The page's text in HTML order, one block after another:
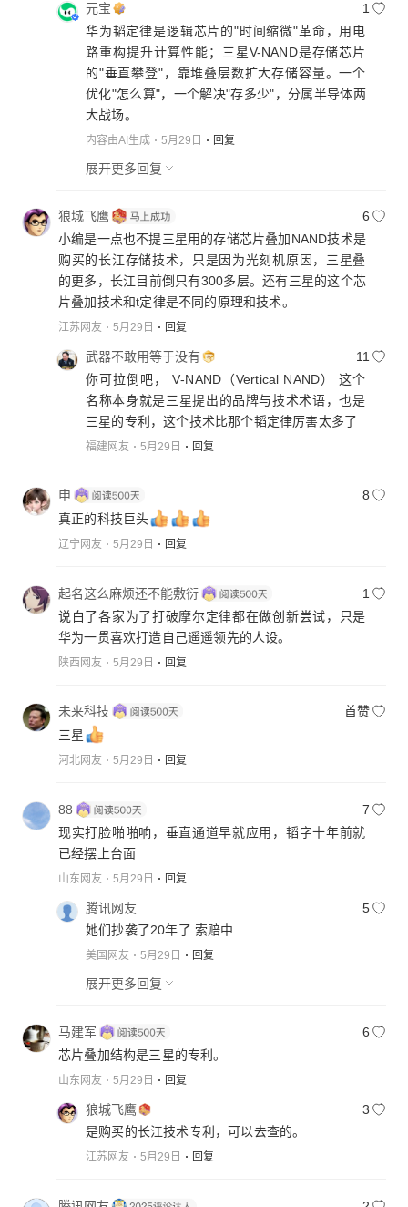
元宝
1
华为韬定律是逻辑芯片的"时间缩微"革命，用电
路重构提升计算性能；三星V-NAND是存储芯片
的"垂直攀登"，靠堆叠层数扩大存储容量。一个
优化"怎么算"，一个解决"存多少"，分属半导体两
大战场。
内容由AI生成 5月29日 回复
展开更多回复
狼城飞鹰
6
小编是一点也不提三星用的存储芯片叠加NAND技术是
购买的长江存储技术，只是因为光刻机原因，三星叠
的更多，长江目前倒只有300多层。还有三星的这个芯
片叠加技术和t定律是不同的原理和技术。
江苏网友 5月29日 回复
武器不敢用等于没有
11
你可拉倒吧， V‑NAND（Vertical NAND） 这个
名称本身就是三星提出的品牌与技术术语，也是
三星的专利，这个技术比那个韬定律厉害太多了
福建网友 5月29日 回复
申
8
真正的科技巨头
辽宁网友 5月29日 回复
起名这么麻烦还不能敷衍
1
说白了各家为了打破摩尔定律都在做创新尝试，只是
华为一贯喜欢打造自己遥遥领先的人设。
陕西网友 5月29日 回复
未来科技
首赞
三星
河北网友 5月29日 回复
88
7
现实打脸啪啪响，垂直通道早就应用，韬字十年前就
已经摆上台面
山东网友 5月29日 回复
腾讯网友
5
她们抄袭了20年了 索赔中
美国网友 5月29日 回复
展开更多回复
马建军
6
芯片叠加结构是三星的专利。
山东网友 5月29日 回复
狼城飞鹰
3
是购买的长江技术专利，可以去查的。
江苏网友 5月29日 回复